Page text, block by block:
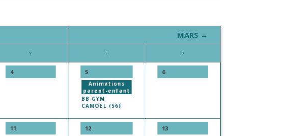
MARS →
V S D
4 5
Animations
parent-enfant
BB GYM
CAMOEL (56)
6
11 12 13